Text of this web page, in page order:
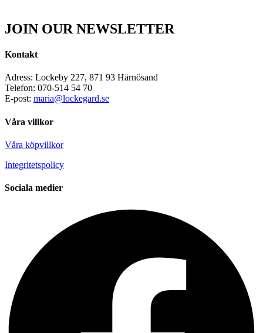
JOIN OUR NEWSLETTER
Kontakt
Adress: Lockeby 227, 871 93 Härnösand
Telefon: 070-514 54 70
E-post: maria@lockegard.se
Våra villkor
Våra köpvillkor
Integritetspolicy
Sociala medier